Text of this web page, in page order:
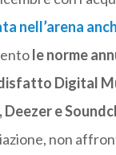
nell’arena
le norme
Digital
e
non